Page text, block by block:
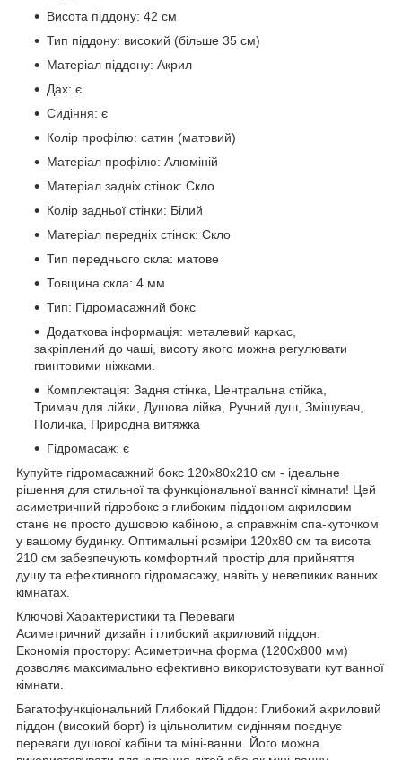
Висота піддону: 42 см
Тип піддону: високий (більше 35 см)
Матеріал піддону: Акрил
Дах: є
Сидіння: є
Колір профілю: сатин (матовий)
Матеріал профілю: Алюміній
Матеріал задніх стінок: Скло
Колір задньої стінки: Білий
Матеріал передніх стінок: Скло
Тип переднього скла: матове
Товщина скла: 4 мм
Тип: Гідромасажний бокс
Додаткова інформація: металевий каркас,
закріплений до чаші, висоту якого можна регулювати
гвинтовими ніжками.
Комплектація: Задня стінка, Центральна стійка,
Тримач для лійки, Душова лійка, Ручний душ, Змішувач,
Поличка, Природна витяжка
Гідромасаж: є
Купуйте гідромасажний бокс 120х80х210 см - ідеальне
рішення для стильної та функціональної ванної кімнати! Цей
асиметричний гідробокс з глибоким піддоном акриловим
стане не просто душовою кабіною, а справжнім спа-куточком
у вашому будинку. Оптимальні розміри 120х80 см та висота
210 см забезпечують комфортний простір для прийняття
душу та ефективного гідромасажу, навіть у невеликих ванних
кімнатах.
Ключові Характеристики та Переваги
Асиметричний дизайн і глибокий акриловий піддон.
Економія простору: Асиметрична форма (1200х800 мм)
дозволяє максимально ефективно використовувати кут ванної
кімнати.
Багатофункціональний Глибокий Піддон: Глибокий акриловий
піддон (високий борт) із цільнолитим сидінням поєднує
переваги душової кабіни та міні-ванни. Його можна